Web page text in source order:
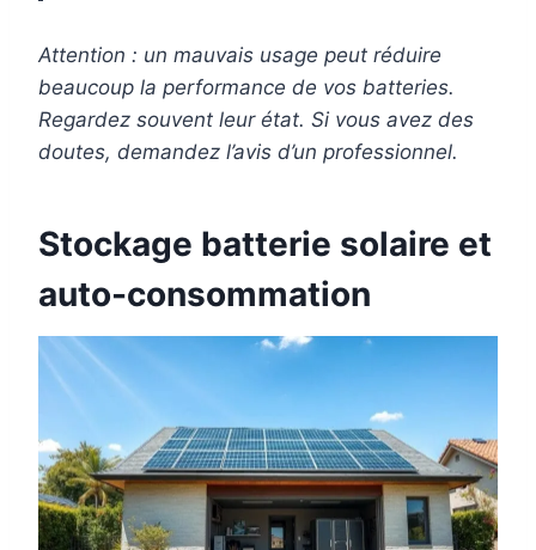
Attention : un mauvais usage peut réduire
beaucoup la performance de vos batteries.
Regardez souvent leur état. Si vous avez des
doutes, demandez l’avis d’un professionnel.
Stockage batterie solaire et
auto-consommation